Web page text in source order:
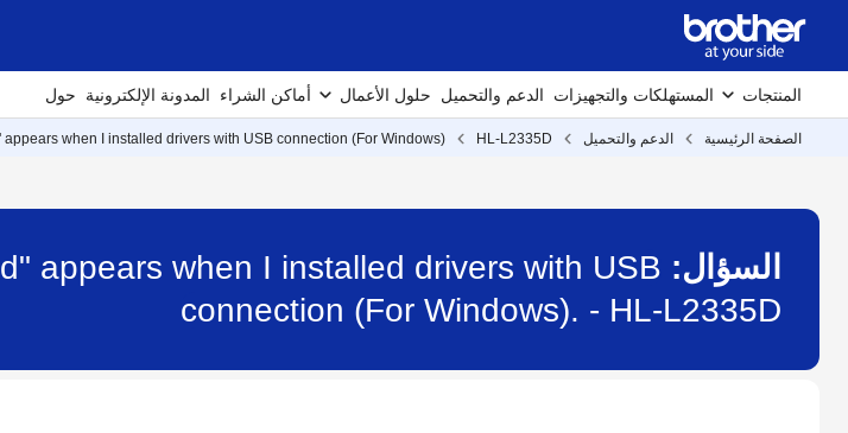
المنتجات المستهلكات والتجهيزات الدعم والتحميل حلول الأعمال أماكن الشراء المدونة الإلكترونية حول
الصفحة الرئيسية الدعم والتحميل HL-L2335D
when I installed drivers with USB connection (For Windows).
السؤال: appears when I installed drivers with USB
connection (For Windows). - HL-L2335D